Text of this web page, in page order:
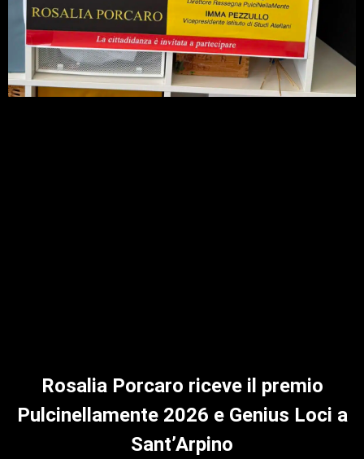
Rosalia Porcaro riceve il premio
Pulcinellamente 2026 e Genius Loci a
Sant’Arpino